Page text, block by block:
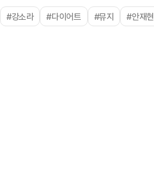
#강소라 #다이어트 #뮤지 #안재현